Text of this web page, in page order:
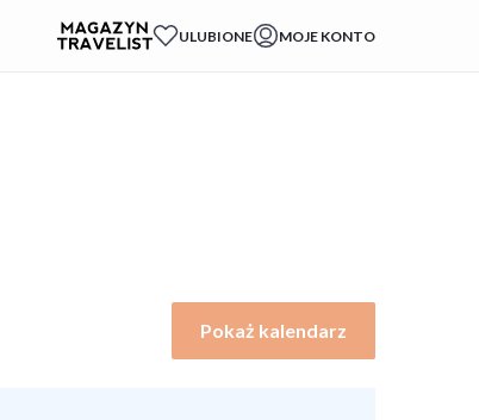
ULUBIONE MOJE KONTO
Zobacz wszystkie (23)
Pokaż kalendarz